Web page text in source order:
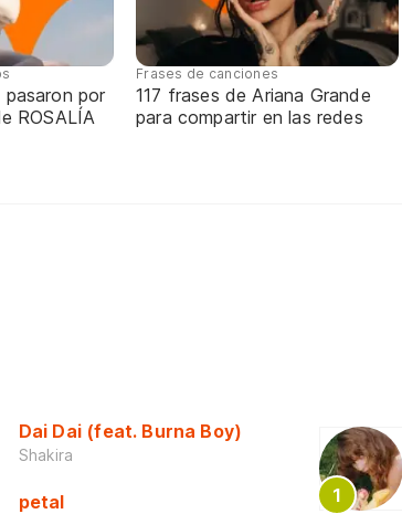
por
ROSALÍA
Frases de canciones
117 frases de Ariana Grande
para compartir en las redes
Dai Dai (feat. Burna Boy)
Shakira
petal